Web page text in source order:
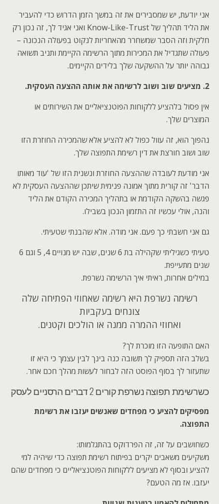
אני יודעת, יש שמסבירים את זה במשך הזמן הדרוש כדי להעביר
את הליד תהליך של Know-Like-Trust ואני אגיד לך, זה נכון רק
חלקית וזה הסבר שמשחרר מהאחריות לנקוט בפעולה הנכונה –
פעולה שתגדיל את המכירות מתוך הרשימה הקיימת ותניב תשואה
גבוהה יותר על ההשקעה שלך בלידים הקיימים.
2. מציעים שוב ושוב לרשימה את אותה ההצעה העסקית.
אין פסול בלהציע ללקוחות הפוטנציאליים את השירותים או
המוצרים שלך.
נהפוך הוא, זה עוול כפול לא להציע אלא שהמכירה החוזרת הזו
שוב ושוב חורצת את דין רשימת התפוצה שלך.
אני מודעת לעובדה שההצעה החוזרת ונשנית הזו של 'עוד מאותו
הדבר' זה קורית מתוך אמונה פנימית שיתכן שההצעה העסקית לא
פגשה בהשקה הקודמת או בתהליך המכירה הקודם את הליד
והנה, אולי עכשיו זה התזמון הנכון בשבילו.
גם אני חשבתי כך פעם. אני מודה. אלא שהבנתי שטעיתי.
טעיתי כשגיליתי שקהילה בת 6 שנים, שבה יש מנויים 4, 5 וגם 6
שנים מתעייפת.
במילים אחרות, ראיתי איך הרשימה נשרפת.
רשימה נשרפת היא רשימה שאחוזי הפתיחה שלה
צונחים בעקביות
ואחוזי ההמרה ממנה או הולכים וקטנים.
האם התופעה הזו מוכרת לך?
בשלב הזה תספיק לך תשובה כנה בינך לבין עצמך כי היא זו
שתעזור לך בסוף הפוסט הזה לבחור לעשות מהלך חכם אחר.
כשרשימת תפוצה נשרפת קורים 2 דברים הרסניים לעסק
מפסיקים להציע כי מפחדים שאנשים יעזבו את רשימת
התפוצה.
כשחושבים על זה, זה הפרדוקס בהתגלמותו:
משקיעים משאבים יקרים בפיתוח רשימת תפוצה כדי שיהיה למי
להציע ובסוף לא מציעים ללקוחות הפוטנציאליים כי מפחדים שהם
יעזבו. אז מה הטעם?